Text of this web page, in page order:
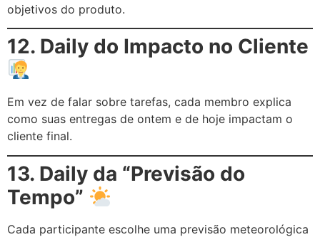
objetivos do produto.
12. Daily do Impacto no Cliente
Em vez de falar sobre tarefas, cada membro explica
como suas entregas de ontem e de hoje impactam o
cliente final.
13. Daily da “Previsão do
Tempo”
Cada participante escolhe uma previsão meteorológica